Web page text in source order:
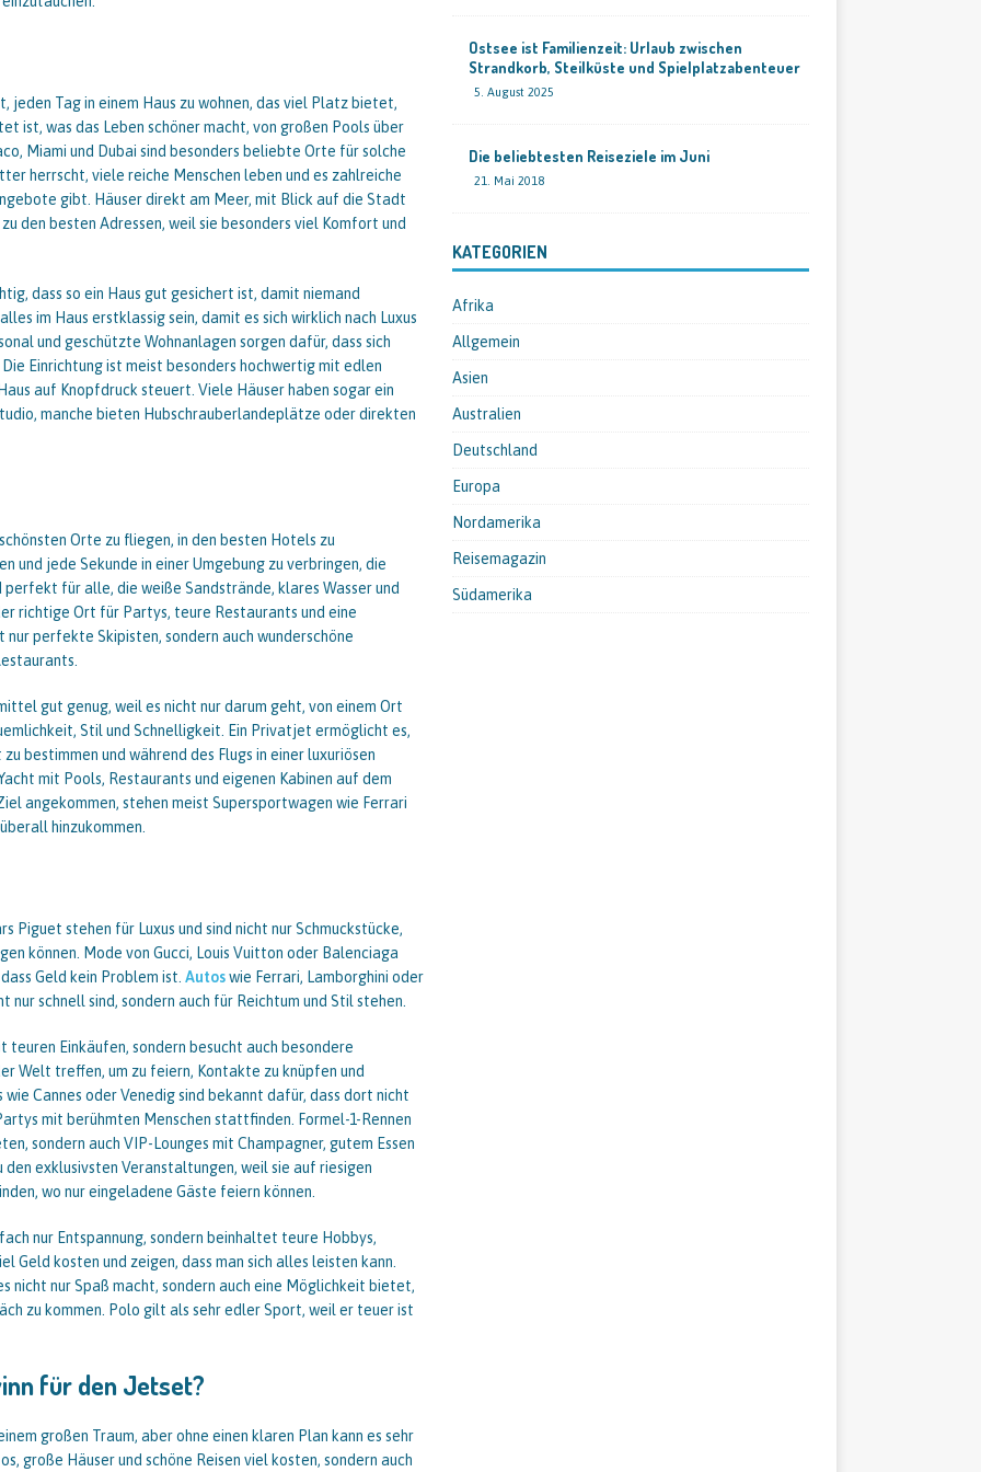
jeden Tag in einem Haus zu wohnen, das viel Platz bietet,
ist, was das Leben schöner macht, von großen Pools über
Miami und Dubai sind besonders beliebte Orte für solche
herrscht, viele reiche Menschen leben und es zahlreiche
gibt. Häuser direkt am Meer, mit Blick auf die Stadt
den besten Adressen, weil sie besonders viel Komfort und
dass so ein Haus gut gesichert ist, damit niemand
im Haus erstklassig sein, damit es sich wirklich nach Luxus
und geschützte Wohnanlagen sorgen dafür, dass sich
Einrichtung ist meist besonders hochwertig mit edlen
auf Knopfdruck steuert. Viele Häuser haben sogar ein
manche bieten Hubschrauberlandeplätze oder direkten
Orte zu fliegen, in den besten Hotels zu
und jede Sekunde in einer Umgebung zu verbringen, die
für alle, die weiße Sandstrände, klares Wasser und
richtige Ort für Partys, teure Restaurants und eine
perfekte Skipisten, sondern auch wunderschöne
gut genug, weil es nicht nur darum geht, von einem Ort
Stil und Schnelligkeit. Ein Privatjet ermöglicht es,
bestimmen und während des Flugs in einer luxuriösen
mit Pools, Restaurants und eigenen Kabinen auf dem
angekommen, stehen meist Supersportwagen wie Ferrari
hinzukommen.
Piguet stehen für Luxus und sind nicht nur Schmuckstücke,
können. Mode von Gucci, Louis Vuitton oder Balenciaga
Geld kein Problem ist. Autoswie Ferrari, Lamborghini oder
schnell sind, sondern auch für Reichtum und Stil stehen.
Einkäufen, sondern besucht auch besondere
Welt treffen, um zu feiern, Kontakte zu knüpfen und
Cannes oder Venedig sind bekannt dafür, dass dort nicht
mit berühmten Menschen stattfinden. Formel-1-Rennen
sondern auch VIP-Lounges mit Champagner, gutem Essen
exklusivsten Veranstaltungen, weil sie auf riesigen
wo nur eingeladene Gäste feiern können.
nur Entspannung, sondern beinhaltet teure Hobbys,
kosten und zeigen, dass man sich alles leisten kann.
nur Spaß macht, sondern auch eine Möglichkeit bietet,
zu kommen. Polo gilt als sehr edler Sport, weil er teuer ist
für den Jetset?
großen Traum, aber ohne einen klaren Plan kann es sehr
große Häuser und schöne Reisen viel kosten, sondern auch
Ostsee ist Familienzeit: Urlaub zwischen
Strandkorb, Steilküste und Spielplatzabenteuer
5. August 2025
Die beliebtesten Reiseziele im Juni
21. Mai 2018
KATEGORIEN
Afrika
Allgemein
Asien
Australien
Deutschland
Europa
Nordamerika
Reisemagazin
Südamerika